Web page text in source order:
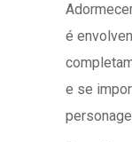
é
e se